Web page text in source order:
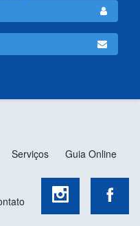
Serviços Guia Online